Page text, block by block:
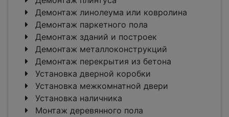
Демонтаж линолеума или ковролина
Демонтаж паркетного пола
Демонтаж зданий и построек
Демонтаж металлоконструкций
Демонтаж перекрытия из бетона
Установка дверной коробки
Установка межкомнатной двери
Установка наличника
Монтаж деревянного пола